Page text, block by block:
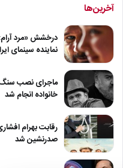
آخرین‌ها
درخشش «مرد آرام»
نماینده سینمای
ماجرای نصب سنگ
خانواده انجام شد
رقابت بهرام
صدرنشین شد